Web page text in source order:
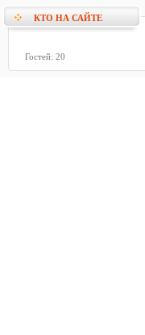
КТО НА САЙТЕ
Гостей: 20